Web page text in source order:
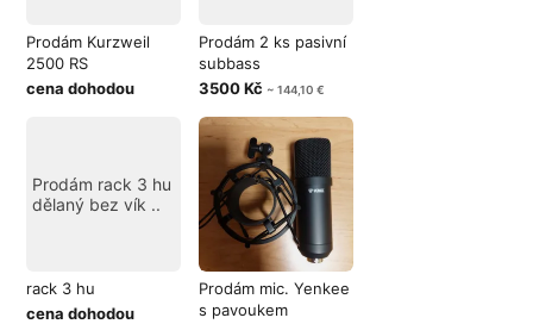
Prodám Kurzweil
2500 RS
cena dohodou
Prodám 2 ks pasivní
subbass
3500 Kč ~ 144,10 €
Prodám rack 3 hu
dělaný bez vík ..
rack 3 hu
cena dohodou
Prodám mic. Yenkee
s pavoukem